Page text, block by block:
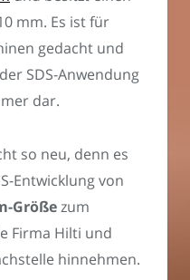
mm. Es ist für
gedacht und
SDS-Anwendung
dar.
so neu, denn es
Entwicklung von
Größezum
Firma Hilti und
hinnehmen.